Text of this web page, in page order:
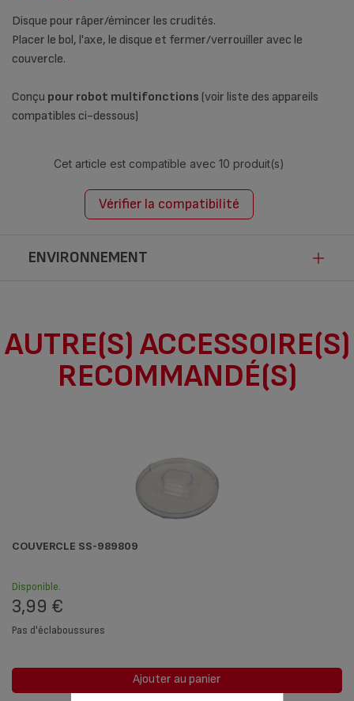
Disque pour râper/émincer les crudités.
Placer le bol, l'axe, le disque et fermer/verrouiller avec le
couvercle.
Conçu pour robot multifonctions (voir liste des appareils
compatibles ci-dessous)
Cet article est compatible avec 10 produit(s)
Vérifier la compatibilité
ENVIRONNEMENT
modalités de communication de la loi
Anti-Gaspillage pour une Economie
AUTRE(S) ACCESSOIRE(S)
RECOMMANDÉ(S)
COUVERCLE SS-989809
Disponible.
3,99 €
Pas d'éclaboussures
Ajouter au panier